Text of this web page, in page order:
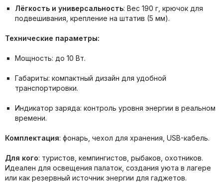
Лёгкость и универсальность: Вес 190 г, крючок для
подвешивания, крепление на штатив (5 мм).
Технические параметры:
Мощность: до 10 Вт.
Габариты: компактный дизайн для удобной
транспортировки.
Индикатор заряда: контроль уровня энергии в реальном
времени.
Комплектация: фонарь, чехол для хранения, USB-кабель.
Для кого: туристов, кемпингистов, рыбаков, охотников.
Идеален для освещения палаток, создания уюта в лагере
или как резервный источник энергии для гаджетов.